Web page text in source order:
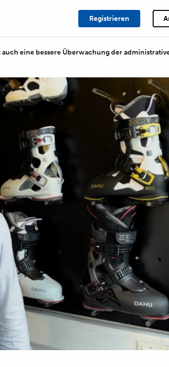
Registrieren
eine bessere Überwachung der